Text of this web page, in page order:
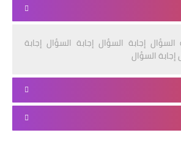
السؤال إجابة السؤال إجابة السؤال إجابة
إجابة السؤال